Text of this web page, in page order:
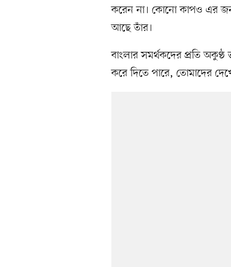
করেন না। কোনো কাপও এর
আছে তাঁর।
বাংলার সমর্থকদের প্রতি
করে দিতে পারে, তোমাদের